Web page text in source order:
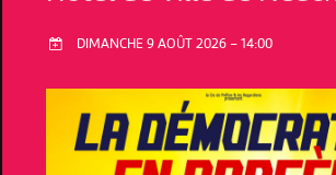
DIMANCHE 9 AOÛT 2026 – 14:00